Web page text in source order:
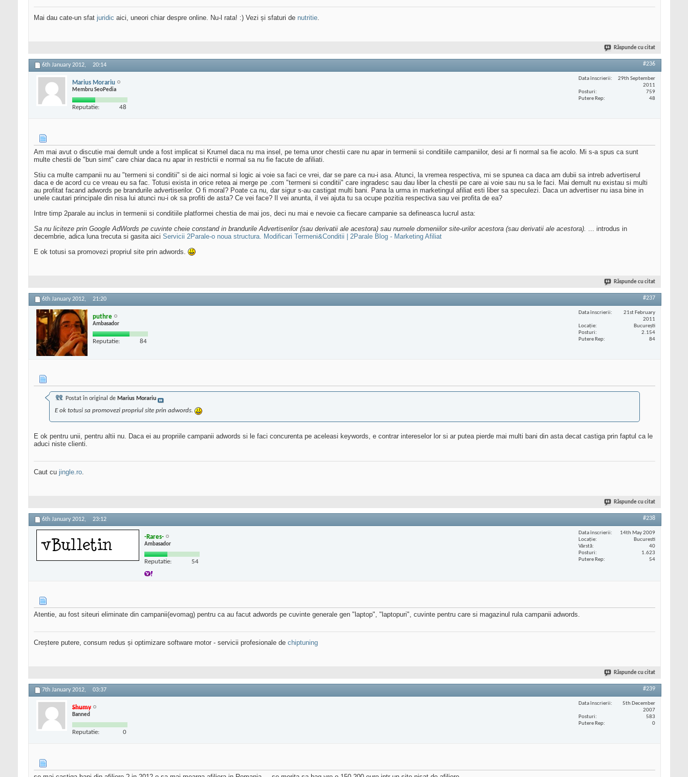
Mai dau cate-un sfat juridic aici, uneori chiar despre online. Nu-l rata! :) Vezi și sfaturi de nutritie.
Răspunde cu citat
6th January 2012, 20:14 #236
Marius Morariu
Membru SeoPedia
Reputatie: 48
Data înscrierii
29th September
2011
Posturi
759
Putere Rep
48
Am mai avut o discutie mai demult unde a fost implicat si Krumel daca nu ma insel, pe tema unor chestii care nu apar in termenii si conditiile campaniilor, desi ar fi normal sa fie acolo. Mi s-a spus ca sunt
multe chestii de "bun simt" care chiar daca nu apar in restrictii e normal sa nu fie facute de afiliati.
Stiu ca multe campanii nu au "termeni si conditii" si de aici normal si logic ai voie sa faci ce vrei, dar se pare ca nu-i asa. Atunci, la vremea respectiva, mi se spunea ca daca am dubii sa intreb advertiserul
daca e de acord cu ce vreau eu sa fac. Totusi exista in orice retea ai merge pe .com "termeni si conditii" care ingradesc sau dau liber la chestii pe care ai voie sau nu sa le faci. Mai demult nu existau si multi
au profitat facand adwords pe brandurile advertiserilor. O fi moral? Poate ca nu, dar sigur s-au castigat multi bani. Pana la urma in marketingul afiliat esti liber sa speculezi. Daca un advertiser nu iasa bine in
unele cautari principale din nisa lui atunci nu-i ok sa profiti de asta? Ce vei face? Il vei anunta, il vei ajuta tu sa ocupe pozitia respectiva sau vei profita de ea?
Intre timp 2parale au inclus in termenii si conditiile platformei chestia de mai jos, deci nu mai e nevoie ca fiecare campanie sa defineasca lucrul asta:
Sa nu liciteze prin Google AdWords pe cuvinte cheie constand in brandurile Advertiserilor (sau derivatii ale acestora) sau numele domeniilor site-urilor acestora (sau derivatii ale acestora). ... introdus in
decembrie, adica luna trecuta si gasita aici Servicii 2Parale-o noua structura. Modificari Termeni&Conditii | 2Parale Blog - Marketing Afiliat
E ok totusi sa promovezi propriul site prin adwords.
Răspunde cu citat
6th January 2012, 21:20 #237
puthre
Ambasador
Reputatie: 84
Data înscrierii
21st February
2011
Locaţie
București
Posturi
2.154
Putere Rep
84
Postat în original de Marius Morariu
E ok totusi sa promovezi propriul site prin adwords.
E ok pentru unii, pentru altii nu. Daca ei au propriile campanii adwords si le faci concurenta pe aceleasi keywords, e contrar intereselor lor si ar putea pierde mai multi bani din asta decat castiga prin faptul ca le
aduci niste clienti.
Caut cu jingle.ro.
Răspunde cu citat
6th January 2012, 23:12 #238
-Rares-
Ambasador
Reputatie: 54
Data înscrierii
14th May 2009
Locaţie
Bucuresti
Vârstă
40
Posturi
1.623
Putere Rep
54
Atentie, au fost siteuri eliminate din campanii(evomag) pentru ca au facut adwords pe cuvinte generale gen "laptop", "laptopuri", cuvinte pentru care si magazinul rula campanii adwords.
Creștere putere, consum redus și optimizare software motor - servicii profesionale de chiptuning
Răspunde cu citat
7th January 2012, 03:37 #239
Shumy
Banned
Reputatie: 0
Data înscrierii
5th December
2007
Posturi
583
Putere Rep
0